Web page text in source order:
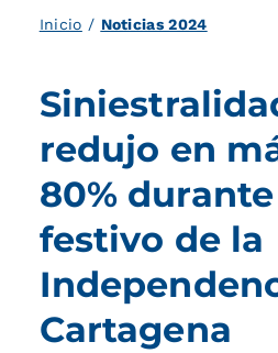
Inicio / Noticias 2024
redujo en
80%
festivo de la
Cartagena